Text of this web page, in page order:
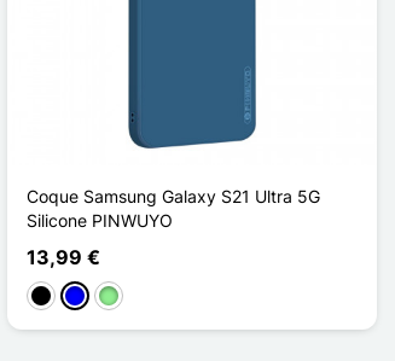
Coque Samsung Galaxy S21 Ultra 5G
Silicone PINWUYO
13,99 €
Schwarz
BlauHellgrün